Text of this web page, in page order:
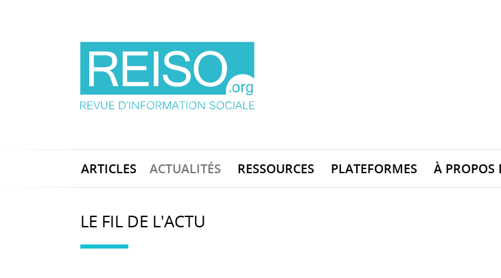
ARTICLES ACTUALITÉS RESSOURCES PLATEFORMES À PROPOS
LE FIL DE L'ACTU